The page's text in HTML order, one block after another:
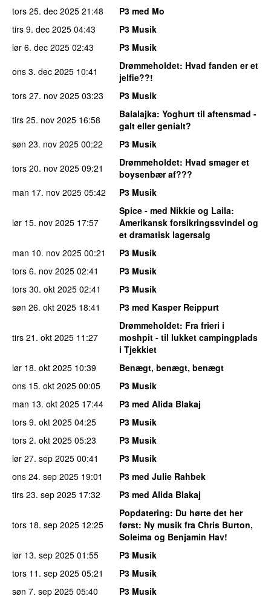
tors 25. dec 2025 21:48
P3 med Mo
tirs 9. dec 2025 04:43
P3 Musik
lør 6. dec 2025 02:43
P3 Musik
ons 3. dec 2025 10:41 Drømmeholdet: Hvad fanden er et
jelfie??!
tors 27. nov 2025 03:23
P3 Musik
tirs 25. nov 2025 16:58 Balalajka: Yoghurt til aftensmad -
galt eller genialt?
søn 23. nov 2025 00:22
P3 Musik
tors 20. nov 2025 09:21 Drømmeholdet: Hvad smager et
boysenbær af???
man 17. nov 2025 05:42 P3 Musik
lør 15. nov 2025 17:57
Spice - med Nikkie og Laila:
Amerikansk forsikringssvindel og
et dramatisk lagersalg
man 10. nov 2025 00:21
P3 Musik
tors 6. nov 2025 02:41
P3 Musik
tors 30. okt 2025 02:41
P3 Musik
søn 26. okt 2025 18:41 P3 med Kasper Reippurt
tirs 21. okt 2025 11:27
Drømmeholdet: Fra frieri i
moshpit - til lukket campingplads
i Tjekkiet
lør 18. okt 2025 10:39
Benægt, benægt, benægt
ons 15. okt 2025 00:05
P3 Musik
man 13. okt 2025 17:44
P3 med Alida Blakaj
tors 9. okt 2025 04:25
P3 Musik
tors 2. okt 2025 05:23
P3 Musik
lør 27. sep 2025 00:41
P3 Musik
ons 24. sep 2025 19:01
P3 med Julie Rahbek
tirs 23. sep 2025 17:32 P3 med Alida Blakaj
tors 18. sep 2025 12:25
Popdatering: Du hørte det her
først: Ny musik fra Chris Burton,
Soleima og Benjamin Hav!
lør 13. sep 2025 01:55
P3 Musik
tors 11. sep 2025 05:21
P3 Musik
søn 7. sep 2025 05:40
P3 Musik